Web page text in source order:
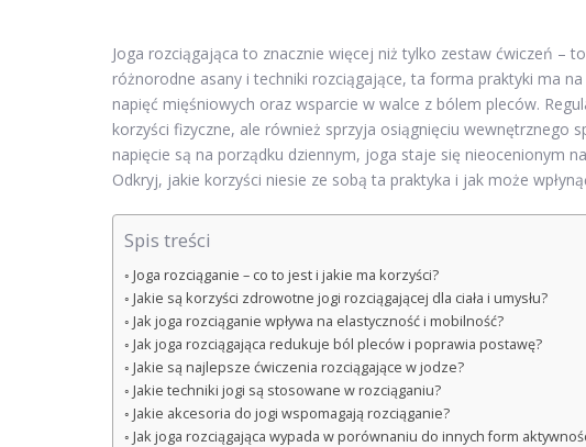
Joga rozciągająca to znacznie więcej niż tylko zestaw ćwiczeń –
różnorodne asany i techniki rozciągające, ta forma praktyki ma
napięć mięśniowych oraz wsparcie w walce z bólem pleców.
korzyści fizyczne, ale również sprzyja osiągnięciu wewnętrznego
napięcie są na porządku dziennym, joga staje się nieocenionym
Odkryj, jakie korzyści niesie ze sobą ta praktyka i jak może
Spis treści
Joga rozciąganie – co to jest i jakie ma korzyści?
Jakie są korzyści zdrowotne jogi rozciągającej dla ciała i umysłu?
Jak joga rozciąganie wpływa na elastyczność i mobilność?
Jak joga rozciągająca redukuje ból pleców i poprawia postawę?
Jakie są najlepsze ćwiczenia rozciągające w jodze?
Jakie techniki jogi są stosowane w rozciąganiu?
Jakie akcesoria do jogi wspomagają rozciąganie?
Jak joga rozciągająca wypada w porównaniu do innych form